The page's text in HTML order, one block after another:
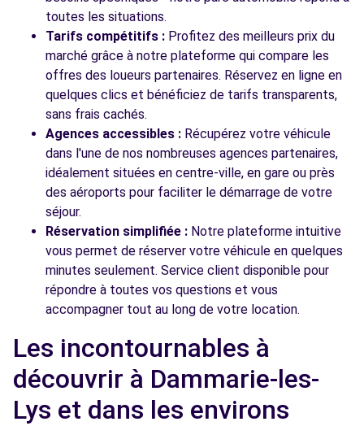
toutes les situations.
Tarifs compétitifs : Profitez des meilleurs prix du
marché grâce à notre plateforme qui compare les
offres des loueurs partenaires. Réservez en ligne en
quelques clics et bénéficiez de tarifs transparents,
sans frais cachés.
Agences accessibles : Récupérez votre véhicule
dans l'une de nos nombreuses agences partenaires,
idéalement situées en centre-ville, en gare ou près
des aéroports pour faciliter le démarrage de votre
séjour.
Réservation simplifiée : Notre plateforme intuitive
vous permet de réserver votre véhicule en quelques
minutes seulement. Service client disponible pour
répondre à toutes vos questions et vous
accompagner tout au long de votre location.
Les incontournables à
découvrir à Dammarie-les-
Lys et dans les environs